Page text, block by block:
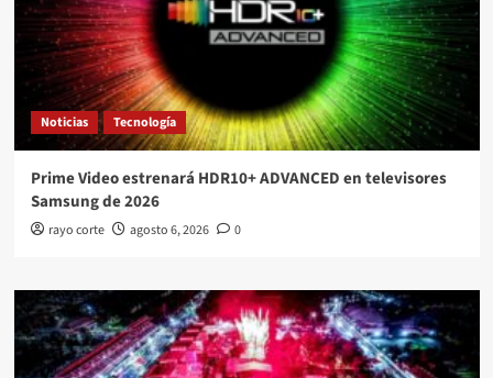
Noticias Tecnología
Prime Video estrenará HDR10+ ADVANCED en televisores
Samsung de 2026
rayo corte agosto 6, 2026 0